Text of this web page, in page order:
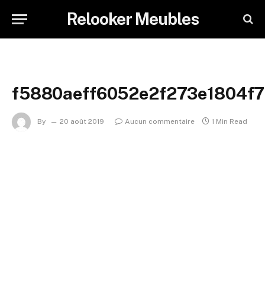
Relooker Meubles
By 20 août 2019 Aucun commentaire 1 Min Read